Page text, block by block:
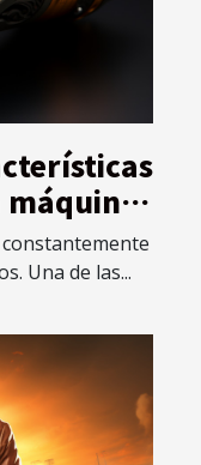
máquina
Una de las...